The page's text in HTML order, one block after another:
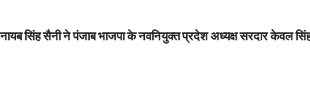
सिंह सैनी ने पंजाब भाजपा के नवनियुक्त प्रदेश अध्यक्ष सरदार केवल